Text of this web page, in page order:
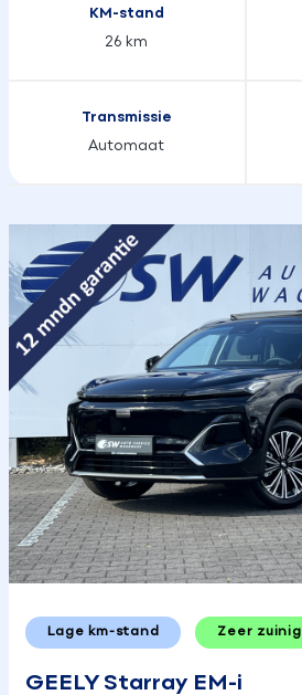
KM-stand
26 km
Transmissie
Automaat
Lage km-stand Zeer zuinig
GEELY Starray EM-i